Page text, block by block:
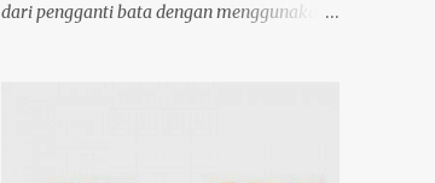
dari pengganti bata dengan menggunakan